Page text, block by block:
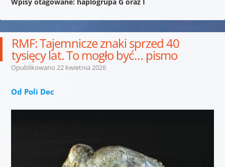
RMF: Tajemnicze znaki sprzed 40
tysięcy lat. To mogło być… pismo
Opublikowano 22 kwietnia 2026
Od Poli Dec